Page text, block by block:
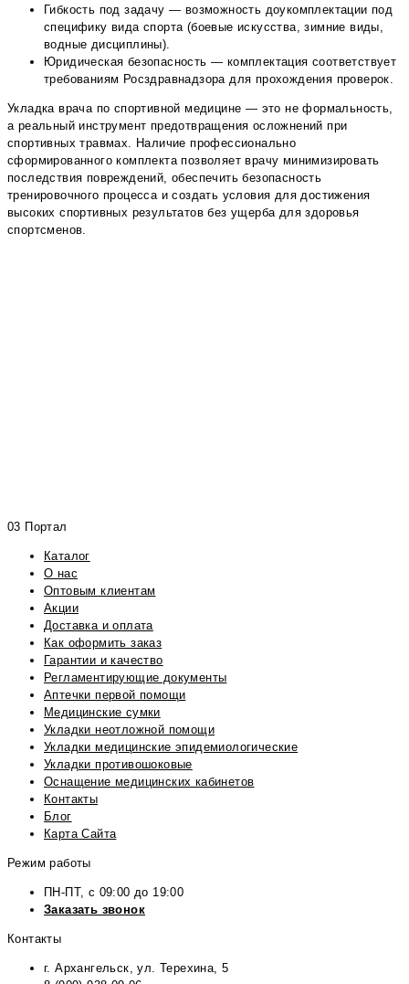
Гибкость под задачу — возможность доукомплектации под
специфику вида спорта (боевые искусства, зимние виды,
водные дисциплины).
Юридическая безопасность — комплектация соответствует
требованиям Росздравнадзора для прохождения проверок.
Укладка врача по спортивной медицине — это не формальность,
а реальный инструмент предотвращения осложнений при
спортивных травмах. Наличие профессионально
сформированного комплекта позволяет врачу минимизировать
последствия повреждений, обеспечить безопасность
тренировочного процесса и создать условия для достижения
высоких спортивных результатов без ущерба для здоровья
спортсменов.
03 Портал
Каталог
О нас
Оптовым клиентам
Акции
Доставка и оплата
Как оформить заказ
Гарантии и качество
Регламентирующие документы
Аптечки первой помощи
Медицинские сумки
Укладки неотложной помощи
Укладки медицинские эпидемиологические
Укладки противошоковые
Оснащение медицинских кабинетов
Контакты
Блог
Карта Сайта
Режим работы
ПН-ПТ, с 09:00 до 19:00
Заказать звонок
Контакты
г. Архангельск, ул. Терехина, 5